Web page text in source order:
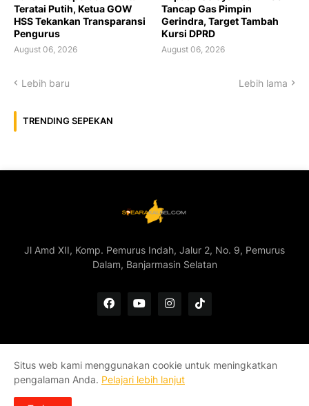
Teratai Putih, Ketua GOW
HSS Tekankan Transparansi
Pengurus
August 06, 2026
Tancap Gas Pimpin
Gerindra, Target Tambah
Kursi DPRD
August 06, 2026
Lebih baru Lebih lama
TRENDING SEPEKAN
Jl Amd XII, Komp. Pemurus Indah, Jalur 2, No. 9, Pemurus
Dalam, Banjarmasin Selatan
Home Redaksi Kontak
Pedoman Media Siber
Tentang Kami
Situs web kami menggunakan cookie untuk meningkatkan
pengalaman Anda. Pelajari lebih lanjut